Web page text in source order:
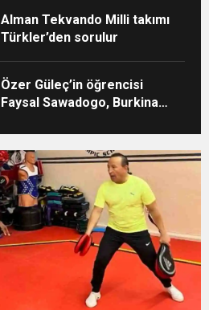
Alman Tekvando Milli takımı
Türkler’den sorulur
Özer Güleç’in öğrencisi
Faysal Sawadogo, Burkina